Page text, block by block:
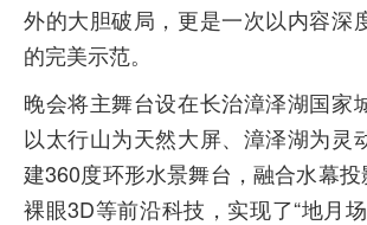
外的大胆破局，更是一次以内容深
的完美示范。
晚会将主舞台设在长治漳泽湖国家
以太行山为天然大屏、漳泽湖为灵
建360度环形水景舞台，融合水幕投
裸眼3D等前沿科技，实现了“地月